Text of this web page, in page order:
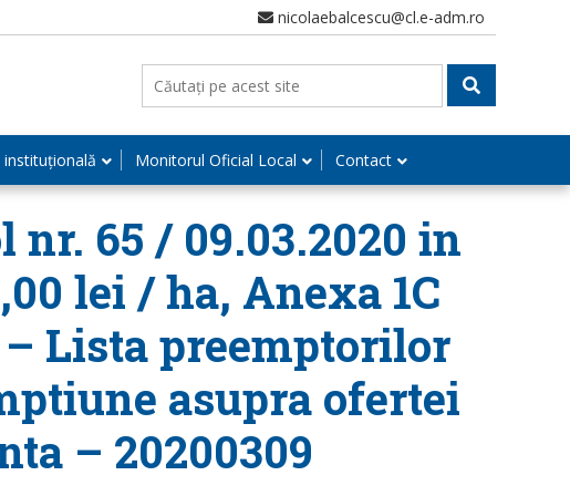
nicolaebalcescu@cl.e-adm.ro
Monitorul Oficial Local Contact
nr. 65 / 09.03.2020 in
lei / ha, Anexa 1C
– Lista preemptorilor
asupra ofertei
– 20200309